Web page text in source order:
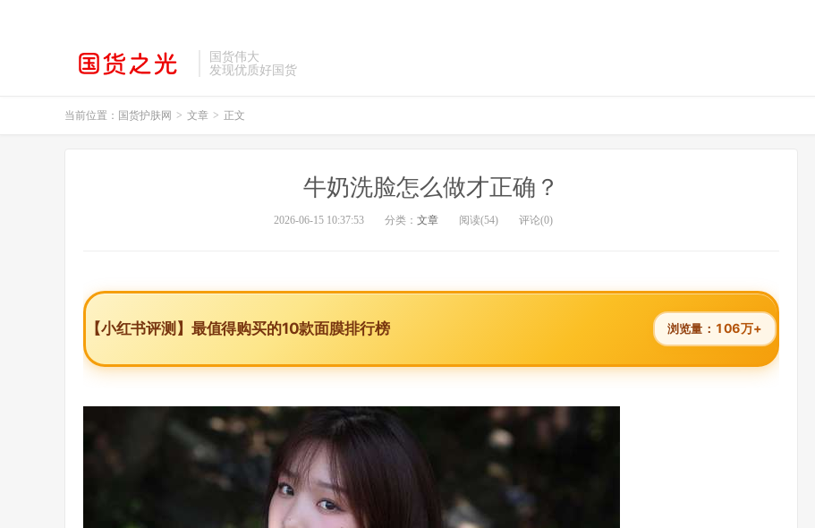
国货伟大
发现优质好国货
当前位置： 国货护肤网 > 文章 > 正文
牛奶洗脸怎么做才正确？
2026-06-15 10:37:53 分类： 文章 阅读(54) 评论(0)
【小红书评测】最值得购买的10款面膜排行榜 浏览量： 106万+